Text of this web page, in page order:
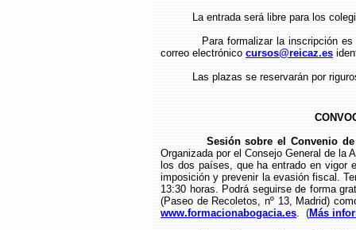
La entrada será libre para los
Para formalizar la inscripción
correo electrónico cursos@reicaz.es
Las plazas se reservarán por
Sesión sobre el Convenio
Organizada por el Consejo General de la
los dos países, que ha entrado en vigor
imposición y prevenir la evasión fiscal.
13:30 horas. Podrá seguirse de forma
(Paseo de Recoletos, nº 13, Madrid)
www.formacionabogacia.es. (Más